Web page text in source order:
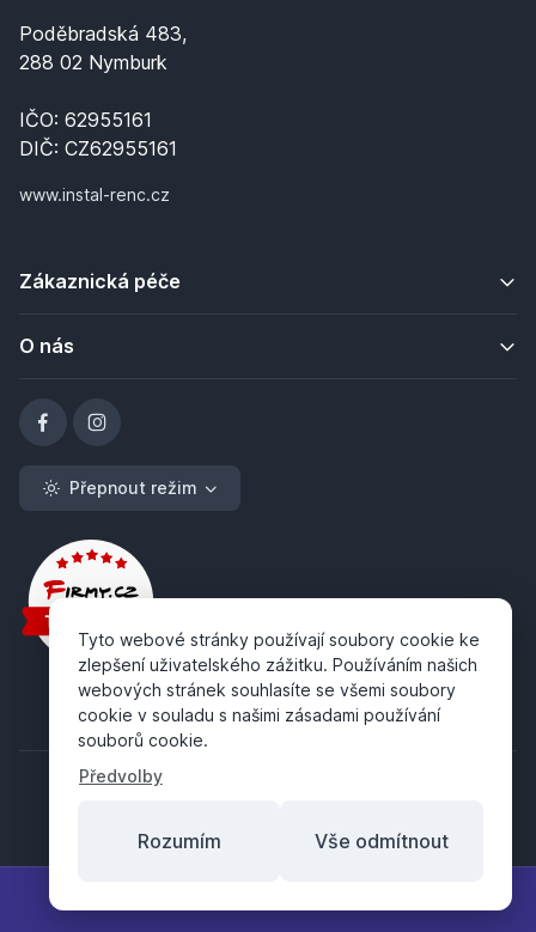
Poděbradská 483,
288 02 Nymburk
IČO: 62955161
DIČ: CZ62955161
www.instal-renc.cz
Zákaznická péče
O nás
Přepnout režim
Tyto webové stránky používají soubory cookie ke
zlepšení uživatelského zážitku. Používáním našich
webových stránek souhlasíte se všemi soubory
cookie v souladu s našimi zásadami používání
souborů cookie.
Předvolby
Rozumím Vše odmítnout